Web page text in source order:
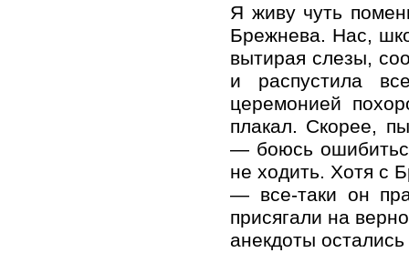
Я живу чуть
Брежнева. Нас,
вытирая слезы,
и распустила
церемонией
плакал. Скорее,
— боюсь
не ходить. Хотя с
— все-таки он
присягали на
анекдоты